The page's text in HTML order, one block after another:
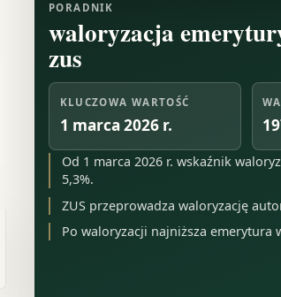
PORADNIK
waloryzacja
zus
KLUCZOWA WARTOŚĆ
1 marca 2026 r.
Od 1 marca 2026 r. wskaźnik
5,3%.
ZUS przeprowadza waloryzację
Po waloryzacji najniższa emerytura